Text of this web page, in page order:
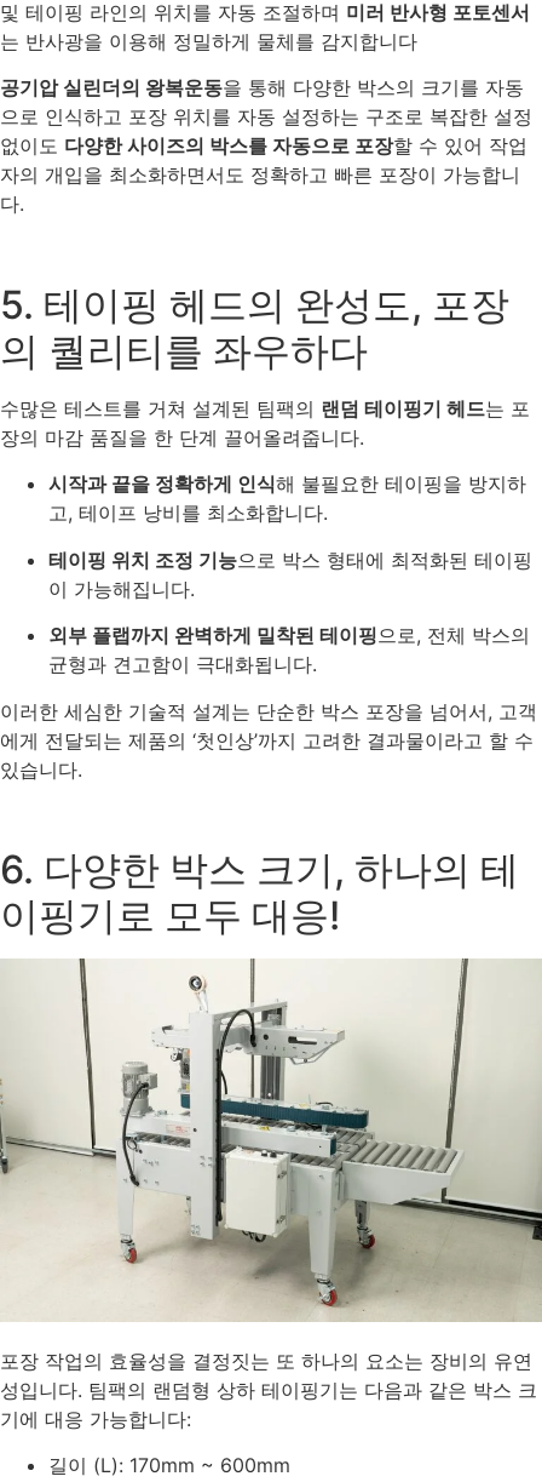
및 테이핑 라인의 위치를 자동 조절하며 미러 반사형 포토센서
는 반사광을 이용해 정밀하게 물체를 감지합니다
공기압 실린더의 왕복운동을 통해 다양한 박스의 크기를 자동
으로 인식하고 포장 위치를 자동 설정하는 구조로 복잡한 설정
없이도 다양한 사이즈의 박스를 자동으로 포장할 수 있어 작업
자의 개입을 최소화하면서도 정확하고 빠른 포장이 가능합니
다.
5. 테이핑 헤드의 완성도, 포장
의 퀄리티를 좌우하다
수많은 테스트를 거쳐 설계된 팀팩의 랜덤 테이핑기 헤드는 포
장의 마감 품질을 한 단계 끌어올려줍니다.
시작과 끝을 정확하게 인식해 불필요한 테이핑을 방지하
고, 테이프 낭비를 최소화합니다.
테이핑 위치 조정 기능으로 박스 형태에 최적화된 테이핑
이 가능해집니다.
외부 플랩까지 완벽하게 밀착된 테이핑으로, 전체 박스의
균형과 견고함이 극대화됩니다.
이러한 세심한 기술적 설계는 단순한 박스 포장을 넘어서, 고객
에게 전달되는 제품의 ‘첫인상’까지 고려한 결과물이라고 할 수
있습니다.
6. 다양한 박스 크기, 하나의 테
이핑기로 모두 대응!
포장 작업의 효율성을 결정짓는 또 하나의 요소는 장비의 유연
성입니다. 팀팩의 랜덤형 상하 테이핑기는 다음과 같은 박스 크
기에 대응 가능합니다:
길이 (L): 170mm ~ 600mm